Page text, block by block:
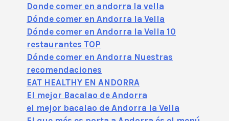
Donde comer en andorra la vella
Dónde comer en Andorra la Vella
Dónde comer en Andorra la Vella 10
restaurantes TOP
Dónde comer en Andorra Nuestras
recomendaciones
EAT HEALTHY EN ANDORRA
El mejor Bacalao de Andorra
el mejor bacalao de Andorra la Vella